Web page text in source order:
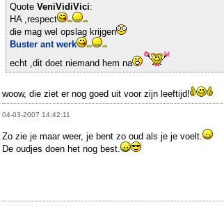
Quote VeniVidiVici:
HA ,respect
die mag wel opslag krijgen
Buster ant werk
echt ,dit doet niemand hem na
woow, die ziet er nog goed uit voor zijn leeftijd!
04-03-2007 14:42:11
Zo zie je maar weer, je bent zo oud als je je voelt.
De oudjes doen het nog best.